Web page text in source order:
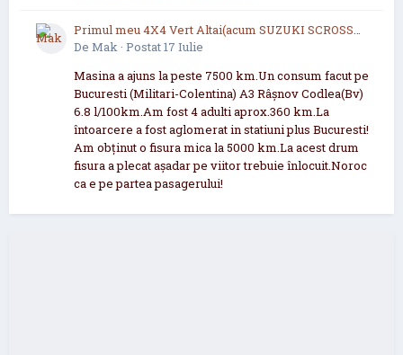
Primul meu 4X4 Vert Altai(acum SUZUKI SCROSS
2021 now 2026
De Mak· Postat17 Iulie
Masina a ajuns la peste 7500 km.Un consum facut pe
Bucuresti (Militari-Colentina) A3 Râșnov Codlea(Bv)
6.8 l/100km.Am fost 4 adulti aprox.360 km.La
întoarcere a fost aglomerat in statiuni plus Bucuresti!
Am obținut o fisura mica la 5000 km.La acest drum
fisura a plecat așadar pe viitor trebuie înlocuit.Noroc
ca e pe partea pasagerului!